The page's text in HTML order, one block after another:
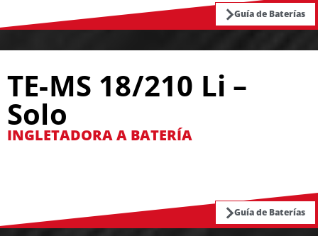
Guía de Baterías
TE-MS 18/210 Li –
Solo
INGLETADORA A BATERÍA
Guía de Baterías